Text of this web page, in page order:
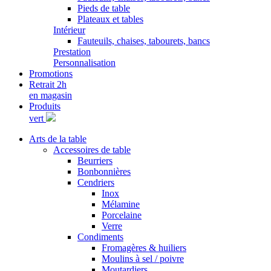
Pieds de table
Plateaux et tables
Intérieur
Fauteuils, chaises, tabourets, bancs
Prestation
Personnalisation
Promotions
Retrait 2h
en magasin
Produits
vert
Arts de la table
Accessoires de table
Beurriers
Bonbonnières
Cendriers
Inox
Mélamine
Porcelaine
Verre
Condiments
Fromagères & huiliers
Moulins à sel / poivre